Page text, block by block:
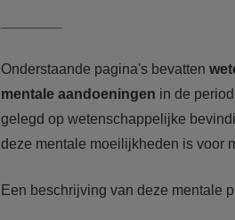
Onderstaande pagina's bevatten
mentale aandoeningen in de
gelegd op wetenschappelijke
deze mentale moeilijkheden is voor
Een beschrijving van deze mentale